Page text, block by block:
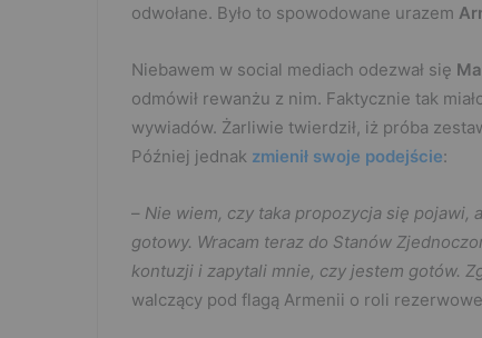
odwołane. Było to spowodowane urazem
Niebawem w social mediach odezwał się
odmówił rewanżu z nim. Faktycznie tak
wywiadów. Żarliwie twierdził, iż próba
Później jednak zmienił swoje podejście:
– Nie wiem, czy taka propozycja się pojawi,
gotowy. Wracam teraz do Stanów
kontuzji i zapytali mnie, czy jestem gotów.
walczący pod flagą Armenii o roli